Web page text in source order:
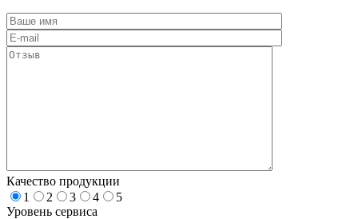
Качество продукции
1
2 3 4
5
Уровень сервиса